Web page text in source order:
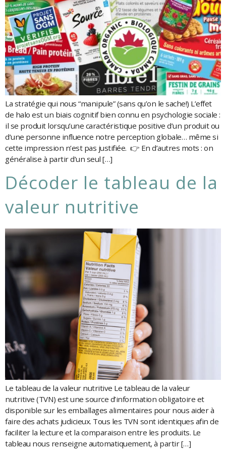
La stratégie qui nous “manipule” (sans qu’on le sache!) L’effet
de halo est un biais cognitif bien connu en psychologie sociale :
il se produit lorsqu’une caractéristique positive d’un produit ou
d’une personne influence notre perception globale… même si
cette impression n’est pas justifiée. 👉 En d’autres mots : on
généralise à partir d’un seul […]
décoder le tableau de la
valeur nutritive
Le tableau de la valeur nutritive Le tableau de la valeur
nutritive (TVN) est une source d’information obligatoire et
disponible sur les emballages alimentaires pour nous aider à
faire des achats judicieux. Tous les TVN sont identiques afin de
faciliter la lecture et la comparaison entre les produits. Le
tableau nous renseigne automatiquement, à partir […]